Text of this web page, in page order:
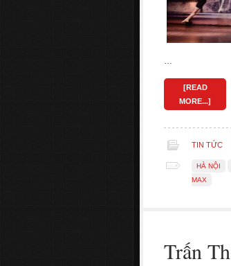
…
[READ
MORE...]
TIN TỨC
HÀ NỘI
MAX
Trấn